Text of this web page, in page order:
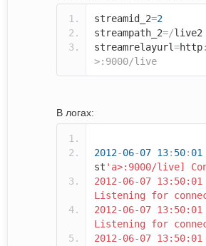
streamid_2=2
streampath_2=/live2
streamrelayurl=http:
>:9000/live
В логах:
2012-06-07 13: 50: 01
st 'а>:9000/live]
2012-06-07 13:50:01 I
Listening for
2012-06-07 13:50:01 I
Listening for
2012-06-07